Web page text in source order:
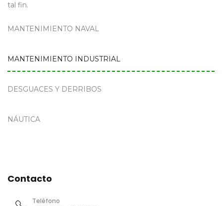
tal fin.
MANTENIMIENTO NAVAL
MANTENIMIENTO INDUSTRIAL
DESGUACES Y DERRIBOS
NÁUTICA
Contacto
Teléfono